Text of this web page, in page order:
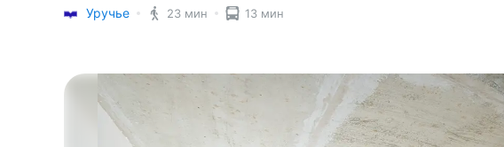
Уручье
23 мин 13 мин